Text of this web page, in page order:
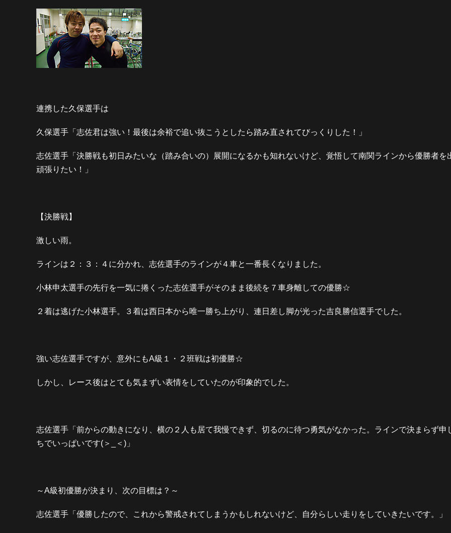
連携した久保選手は
久保選手「志佐君は強い！最後は余裕で追い抜こうとしたら踏み直されてびっくりした！」
志佐選手「決勝戦も初日みたいな（踏み合いの）展開になるかも知れないけど、覚悟して南関ラインから優勝者を
頑張りたい！」
【決勝戦】
激しい雨。
ラインは２：３：４に分かれ、志佐選手のラインが４車と一番長くなりました。
小林申太選手の先行を一気に捲くった志佐選手がそのまま後続を７車身離しての優勝☆
２着は逃げた小林選手。３着は西日本から唯一勝ち上がり、連日差し脚が光った吉良勝信選手でした。
強い志佐選手ですが、意外にもA級１・２班戦は初優勝☆
しかし、レース後はとても気まずい表情をしていたのが印象的でした。
志佐選手「前からの動きになり、横の２人も居て我慢できず、切るのに待つ勇気がなかった。ラインで決まらず申
ちでいっぱいです(＞_＜)」
～A級初優勝が決まり、次の目標は？～
志佐選手「優勝したので、これから警戒されてしまうかもしれないけど、自分らしい走りをしていきたいです。」